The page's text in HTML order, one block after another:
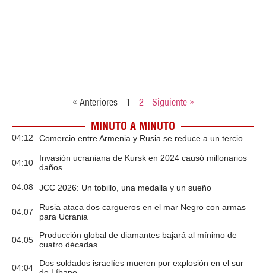
« Anteriores 1 2 Siguiente »
MINUTO A MINUTO
04:12 Comercio entre Armenia y Rusia se reduce a un tercio
04:10
Invasión ucraniana de Kursk en 2024 causó millonarios
daños
04:08 JCC 2026: Un tobillo, una medalla y un sueño
04:07
Rusia ataca dos cargueros en el mar Negro con armas
para Ucrania
04:05
Producción global de diamantes bajará al mínimo de
cuatro décadas
04:04
Dos soldados israelíes mueren por explosión en el sur